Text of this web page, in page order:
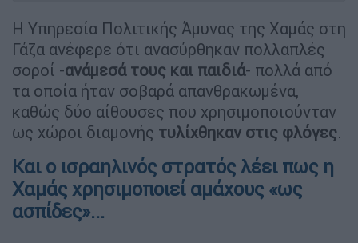
Η Υπηρεσία Πολιτικής Άμυνας της Χαμάς στη
Γάζα ανέφερε ότι ανασύρθηκαν πολλαπλές
σοροί -ανάμεσά τους και παιδιά- πολλά από
τα οποία ήταν σοβαρά απανθρακωμένα,
καθώς δύο αίθουσες που χρησιμοποιούνταν
ως χώροι διαμονής τυλίχθηκαν στις φλόγες.
Και ο ισραηλινός στρατός λέει πως η
Χαμάς χρησιμοποιεί αμάχους «ως
ασπίδες»...